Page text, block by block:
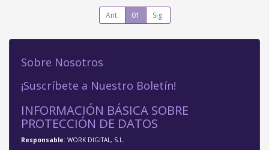
Ant. 01 Sig.
Sobre Nosotros
¡Suscríbete a Nuestro Boletín!
INFORMACIÓN BÁSICA SOBRE
PROTECCIÓN DE DATOS
Responsable: WORK DIGITAL, S.L.